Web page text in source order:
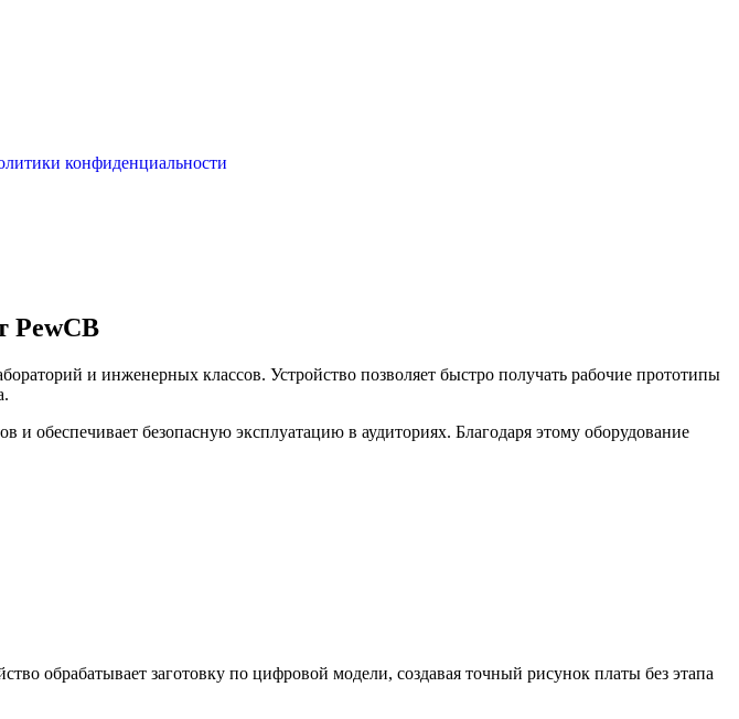
конфиденциальности
PewCB
и инженерных классов. Устройство позволяет быстро получать рабочие прототипы
обеспечивает безопасную эксплуатацию в аудиториях. Благодаря этому оборудование
обрабатывает заготовку по цифровой модели, создавая точный рисунок платы без этапа